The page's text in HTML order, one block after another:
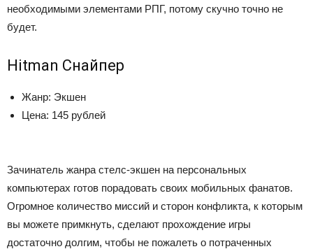
необходимыми элементами РПГ, потому скучно точно не
будет.
Hitman Снайпер
Жанр: Экшен
Цена: 145 рублей
Зачинатель жанра стелс-экшен на персональных
компьютерах готов порадовать своих мобильных фанатов.
Огромное количество миссий и сторон конфликта, к которым
вы можете примкнуть, сделают прохождение игры
достаточно долгим, чтобы не пожалеть о потраченных